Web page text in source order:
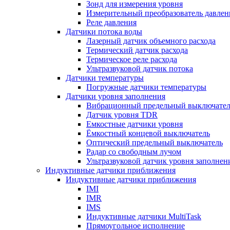
Зонд для измерения уровня
Измерительный преобразователь
Реле давления
Датчики потока воды
Лазерный датчик объемного расхода
Термический датчик расхода
Термическое реле расхода
Ультразвуковой датчик потока
Датчики температуры
Погружные датчики температуры
Датчики уровня заполнения
Вибрационный предельный
Датчик уровня TDR
Емкостные датчики уровня
Ёмкостный концевой выключатель
Оптический предельный выключатель
Радар со свободным лучом
Ультразвуковой датчик уровня
Индуктивные датчики приближения
Индуктивные датчики приближения
IMI
IMR
IMS
Индуктивные датчики MultiTask
Прямоугольное исполнение